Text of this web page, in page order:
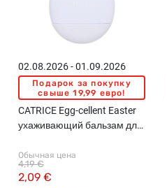
02.08.2026 - 01.09.2026
Подарок за покупку
свыше 19,99 евро!
CATRICE Egg-cellent Easter
ухаживающий бальзам для
Pop, 5г
Обычная цена
2,09 €
4,19 €